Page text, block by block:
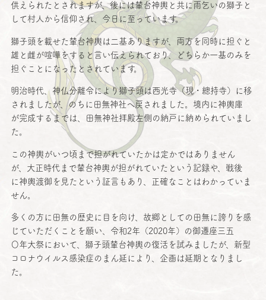
供えられたとされますが、後には輦台神輿と共に 雨乞 いの獅子 と
して村人 から信仰 され、 今日に至っています。
獅子頭を載せた輦台神輿は 二基 ありますが、 両方を同時に担ぐと
雄と雌が喧嘩をすると言い伝えられており、どちらか一基 のみを
担ぐことになったとされています。
明治時代、 神仏分離令により獅子頭 は西光寺（現・ 總持寺 ）に移
されましたが、のちに 田無神社 へ戻されました。 境内 に 神輿庫
が完成するまでは、 田無神社拝殿左側 の納戸 に納められていまし
た。
この神輿がいつ頃まで担がれていたかは定かではありません
が、 大正時代 まで輦台神輿が担がれていたという 記録や、 戦後
に 神輿渡御 を見たという 証言 もあり、 正確なことはわかっていま
せん。
多くの方に 田無の 歴史 に目を向け、 故郷としての 田無に誇りを感
じていただくことを願い、 令和2年（2020年）の御遷座三五
〇年大祭において、 獅子頭輦台神輿の復活を試みましたが、 新型
コロナウイルス 感染症 のまん延により、 企画 は延期 となりまし
た。